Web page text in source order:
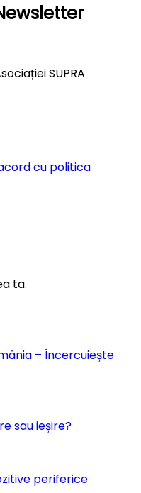
SUPRA
cu politica
ta.
– Încercuiește
sau ieșire?
periferice